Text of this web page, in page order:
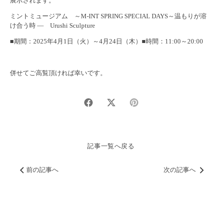
ミントミュージアム ～M-INT SPRING SPECIAL DAYS～温もりが溶
け合う時 — Urushi Sculpture
■期間：2025年4月1日（火）～4月24日（木）■時間：11:00～20:00
併せてご高覧頂ければ幸いです。
Share
Share
Pin
記事一覧へ戻る
前の記事へ 次の記事へ